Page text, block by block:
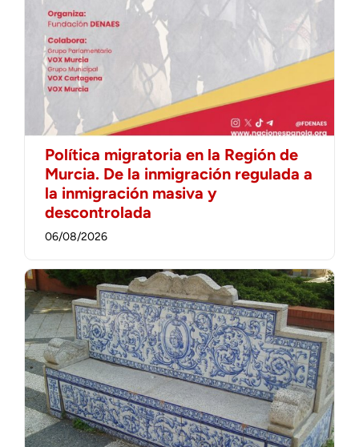
Política migratoria en la Región de
Murcia. De la inmigración regulada a
la inmigración masiva y
descontrolada
06/08/2026